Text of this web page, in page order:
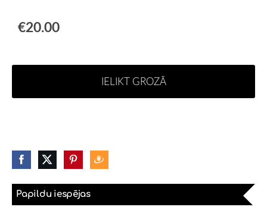
Papildu iespējas
€20.00
IELIKT GROZĀ